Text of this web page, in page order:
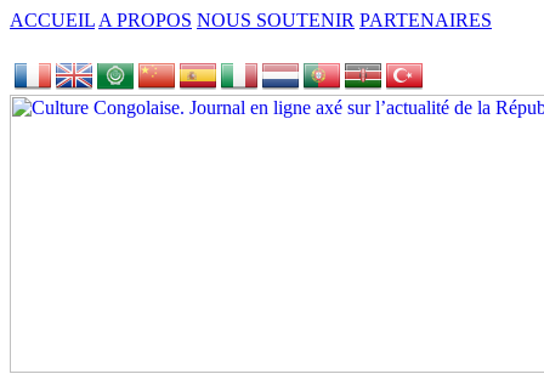
ACCUEIL A PROPOS NOUS SOUTENIR PARTENAIRES